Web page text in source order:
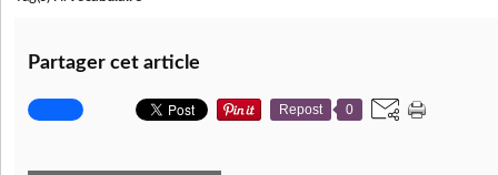
Partager cet article
Repost 0